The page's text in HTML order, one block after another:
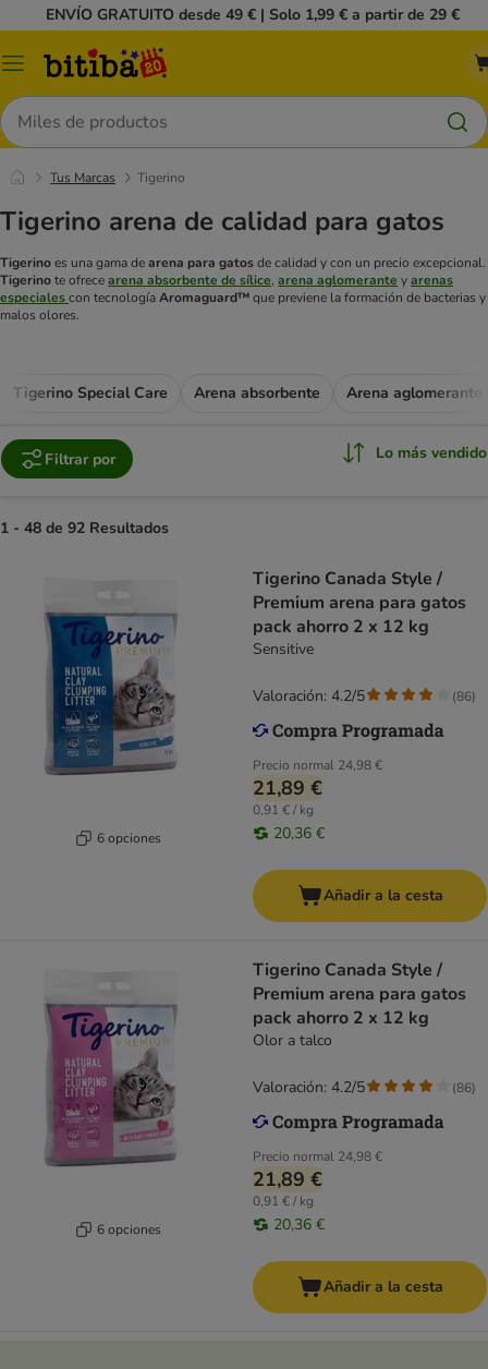
ENVÍO GRATUITO desde 49 € | Solo 1,99 € a partir de 29 €
Menú
Buscar
Tus Marcas Tigerino
Tigerino arena de calidad para gatos
Tigerinoes una gama dearena para gatosde calidad y con un precio excepcional.
Tigerinote ofrecearena absorbente de sílice, arena aglomerante yarenas
especialescon tecnologíaAromaguard™que previene la formación de bacterias y
malos olores.
Tigerino Special Care Arena absorbente Arena aglomerante
Filtrar por Lo más vendido
1 - 48 de 92 Resultados
6 opciones
Tigerino Canada Style /
Premium arena para gatos
pack ahorro 2 x 12 kg
Sensitive
Precio normal 24,98 €
21,89 €
0,91 € / kg
20,36 €
Valoración: 4.2/5 (86)
Añadir a la cesta
6 opciones
Tigerino Canada Style /
Premium arena para gatos
pack ahorro 2 x 12 kg
Olor a talco
Precio normal 24,98 €
21,89 €
0,91 € / kg
20,36 €
Valoración: 4.2/5 (86)
Añadir a la cesta